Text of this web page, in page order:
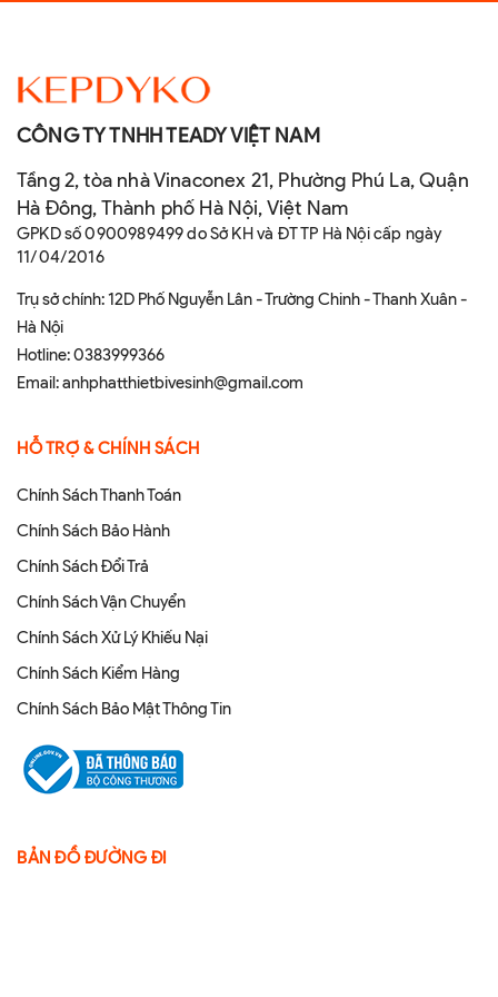
CÔNG TY TNHH TEADY VIỆT NAM
Tầng 2, tòa nhà Vinaconex 21, Phường Phú La, Quận
Hà Đông, Thành phố Hà Nội, Việt Nam
GPKD số 0900989499 do Sở KH và ĐT TP Hà Nội cấp ngày
11/04/2016
Trụ sở chính: 12D Phố Nguyễn Lân - Trường Chinh - Thanh Xuân -
Hà Nội
Hotline:0383999366
Email:anhphatthietbivesinh@gmail.com
HỖ TRỢ & CHÍNH SÁCH
Chính Sách Thanh Toán
Chính Sách Bảo Hành
Chính Sách Đổi Trả
Chính Sách Vận Chuyển
Chính Sách Xử Lý Khiếu Nại
Chính Sách Kiểm Hàng
Chính Sách Bảo Mật Thông Tin
BẢN ĐỒ ĐƯỜNG ĐI